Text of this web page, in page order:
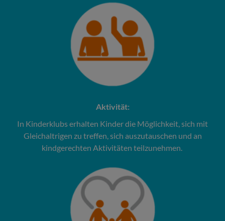
Aktivität:
In Kinderklubs erhalten Kinder die Möglichkeit, sich mit
Gleichaltrigen zu treffen, sich auszutauschen und an
kindgerechten Aktivitäten teilzunehmen.